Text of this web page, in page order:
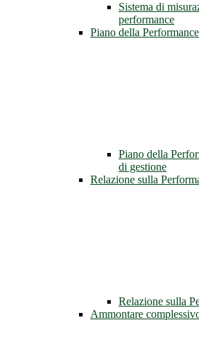
Sistema di
performance
Piano della Performance
Piano della
di gestione
Relazione sulla
Relazione sulla
Ammontare